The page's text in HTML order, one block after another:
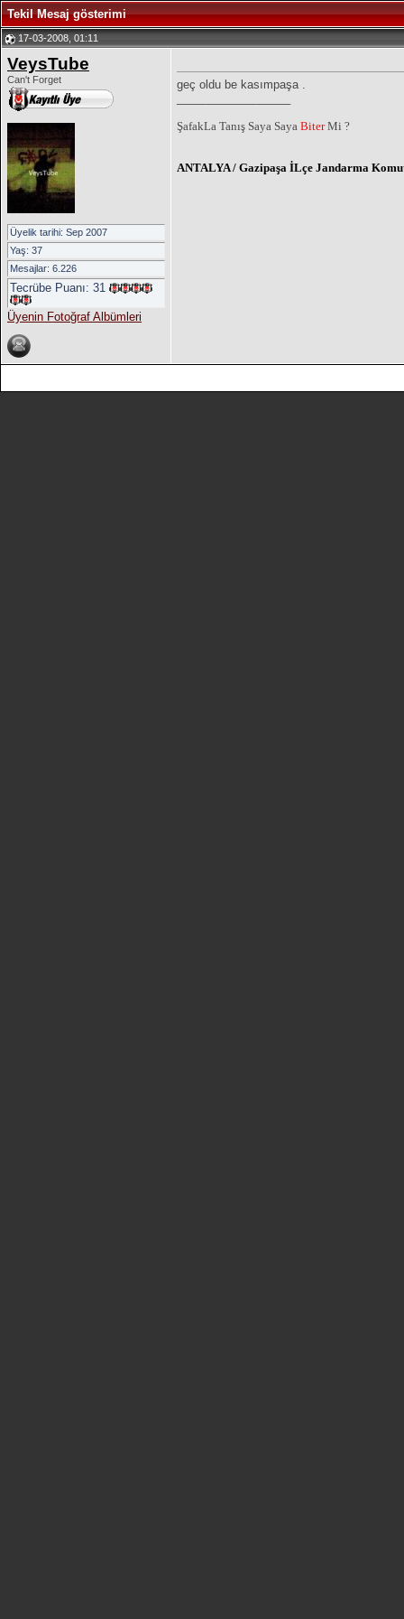
Tekil Mesaj gösterimi
17-03-2008, 01:11
VeysTube
Can't Forget
Üyelik tarihi: Sep 2007
Yaş: 37
Mesajlar: 6.226
Tecrübe Puanı: 31
Üyenin Fotoğraf Albümleri
geç oldu be kasımpaşa .
ŞafakLa Tanış Saya Saya BiterMi ?
ANTALYA / Gazipaşa İLçe Jandarma